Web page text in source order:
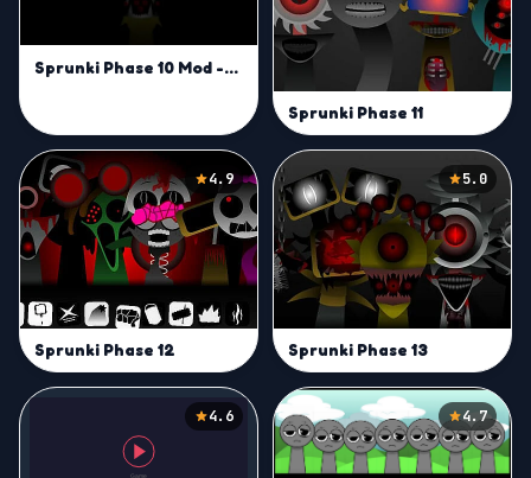
Sprunki Phase 10 Mod -Play on Sprunki Incredibox Game
Sprunki Phase 11
4.9
Sprunki Phase 12
5.0
Sprunki Phase 13
4.6 4.7